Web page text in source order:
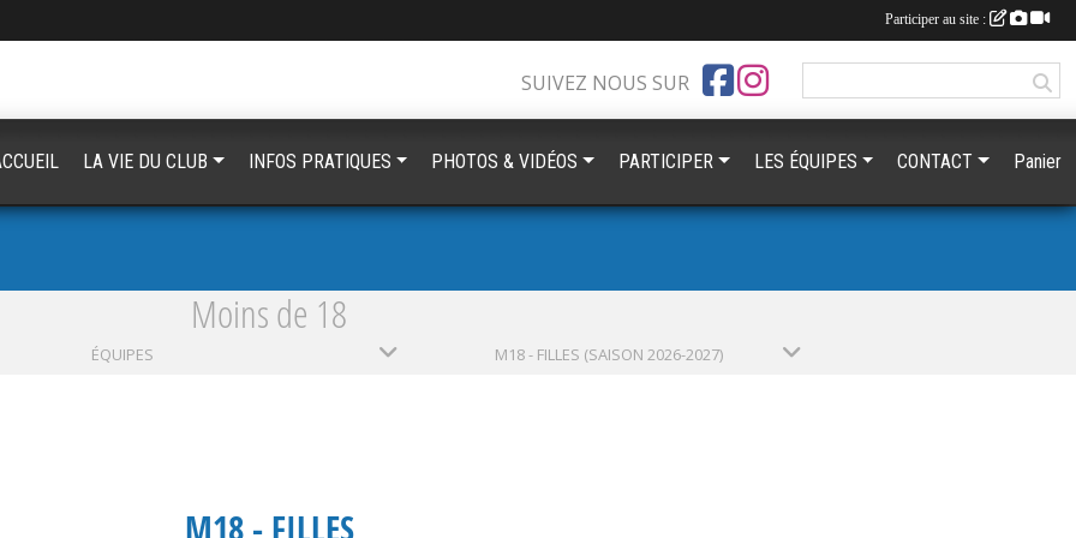
Moins de 18
ÉQUIPES M18 - FILLES (SAISON 2026-2027)
M18 - FILLES
SUIVEZ NOUS SUR
LA VIE DU CLUB INFOS PRATIQUES PHOTOS & VIDÉOS PARTICIPER LES ÉQUIPES CONTACT Panier
Participer au site :